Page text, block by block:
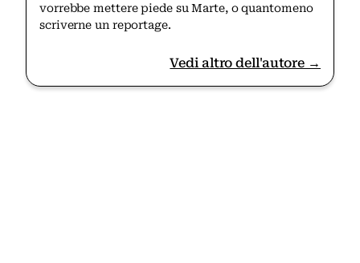
vorrebbe mettere piede su Marte, o quantomeno
scriverne un reportage.
Vedi altro dell'autore →